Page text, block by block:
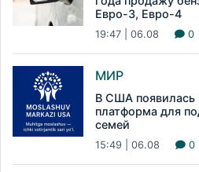
Евро-3, Евро-4
19:47 | 06.08 0
МИР
В США появилась
платформа для
семей
15:49 | 06.08 0